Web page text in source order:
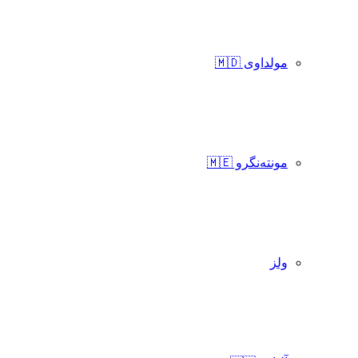
مولداوی 🇲🇩
مونته‌نگرو 🇲🇪
ولز